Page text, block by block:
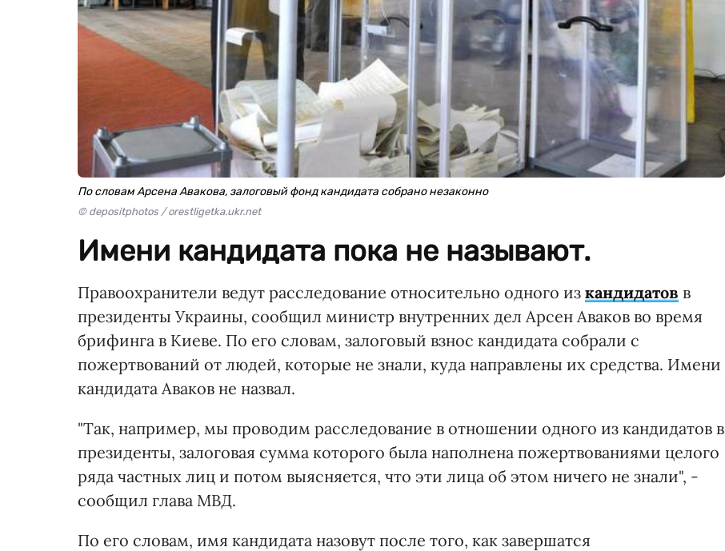
По словам Арсена Авакова, залоговый фонд кандидата собрано незаконно
© depositphotos / orestligetka.ukr.net
Имени кандидата пока не называют.
Правоохранители ведут расследование относительно одного из кандидатов в
президенты Украины, сообщил министр внутренних дел Арсен Аваков во время
брифинга в Киеве. По его словам, залоговый взнос кандидата собрали с
пожертвований от людей, которые не знали, куда направлены их средства. Имени
кандидата Аваков не назвал.
"Так, например, мы проводим расследование в отношении одного из кандидатов в
президенты, залоговая сумма которого была наполнена пожертвованиями целого
ряда частных лиц и потом выясняется, что эти лица об этом ничего не знали", -
сообщил глава МВД.
По его словам, имя кандидата назовут после того, как завершатся